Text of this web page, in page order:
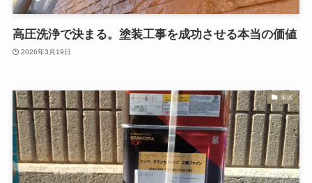
高圧洗浄で決まる。塗装工事を成功させる本当の価値
2026年3月19日
泉区